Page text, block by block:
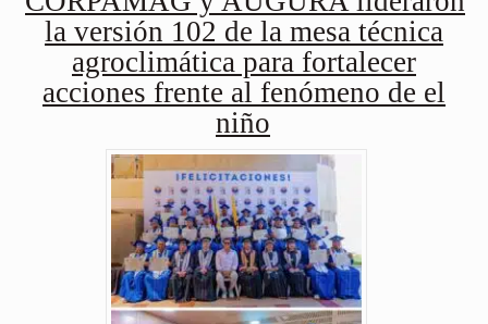
la versión 102 de la mesa técnica
agroclimática para fortalecer
acciones frente al fenómeno de el
niño